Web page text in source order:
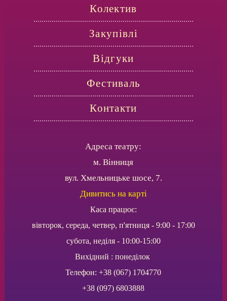
Колектив
Закупівлі
Відгуки
Фестиваль
Контакти
Адреса театру:
м. Вінниця
вул. Хмельницьке шосе, 7.
Дивитись на карті
Каса працює:
вівторок, середа, четвер, п'ятниця - 9:00 - 17:00
субота, неділя - 10:00-15:00
Вихідний : понеділок
Телефон: +38 (067) 1704770
+38 (097) 6803888